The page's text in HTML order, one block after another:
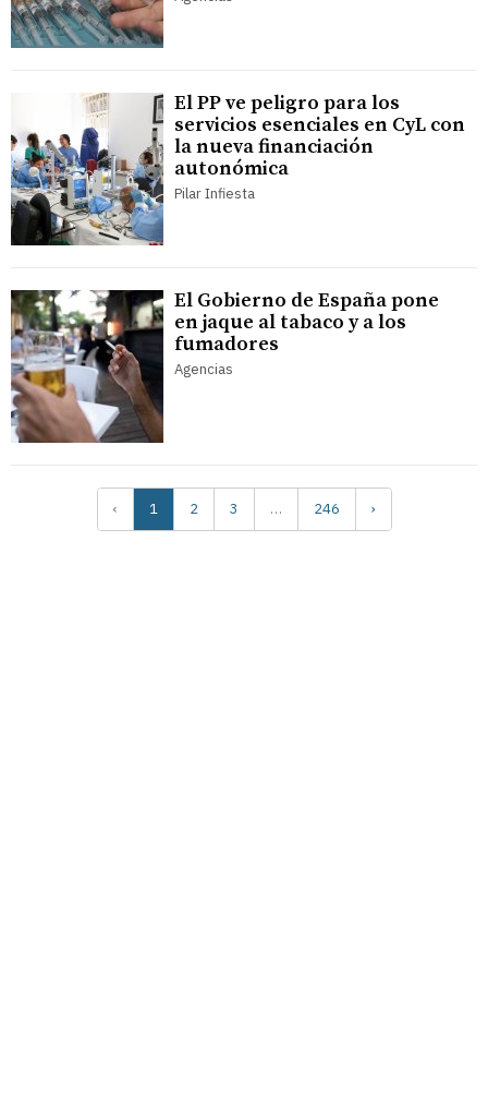
El PP ve peligro para los
servicios esenciales en CyL con
la nueva financiación
autonómica
Pilar Infiesta
El Gobierno de España pone
en jaque al tabaco y a los
fumadores
Agencias
‹ 1 2 3 … 246 ›